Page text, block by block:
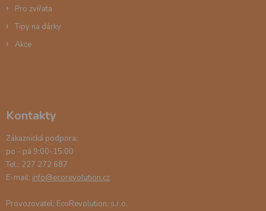
Pro zvířata
Tipy na dárky
Akce
Kontakty
Zákaznická podpora:
po - pá 9:00-15:00
Tel.: 227 272 687
E-mail: info@ecorevolution.cz
Provozovatel: EcoRevolution, s.r.o.